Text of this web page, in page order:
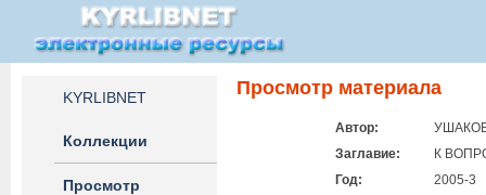
KYRLIBNET
Коллекции
Просмотр
Просмотр материала
Автор:
Заглавие:
К
Год:
2005-3